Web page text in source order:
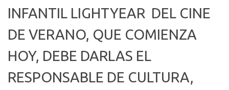
INFANTIL LIGHTYEAR DEL CINE
DE VERANO, QUE COMIENZA
HOY, DEBE DARLAS EL
RESPONSABLE DE CULTURA,